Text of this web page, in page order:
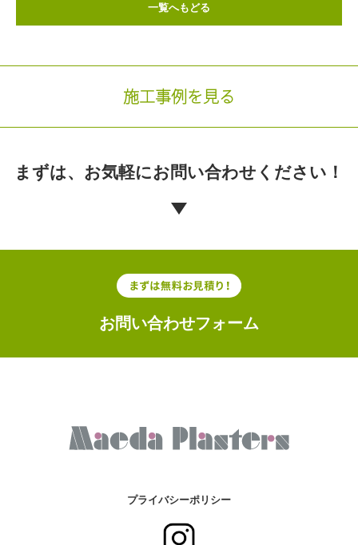
一覧へもどる
施工事例を見る
まずは、お気軽にお問い合わせください！
お問い合わせフォーム
プライバシーポリシー